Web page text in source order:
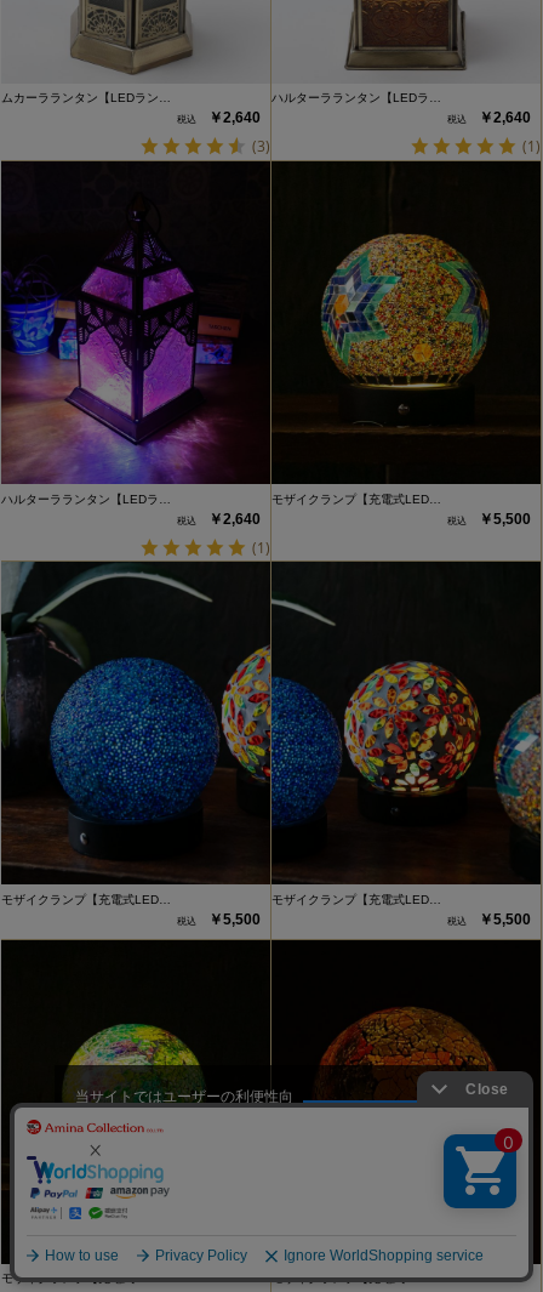
ムカーラランタン【LEDラン…
￥2,640
(3)
ハルターラランタン【LEDラ…
￥2,640
(1)
ハルターラランタン【LEDラ…
￥2,640
(1)
モザイクランプ【充電式LED…
￥5,500
モザイクランプ【充電式LED…
￥5,500
モザイクランプ【充電式LED…
￥5,500
モザイクランプ【充電式LED… モザイクランプ【充電式LED…
当サイトではユーザーの利便性向